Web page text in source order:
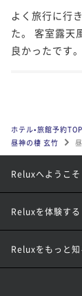
よく旅行に行
た。 客室露天
良かったです。
ホテル•旅館予約TOP
昼神の棲 玄竹
Reluxへようこそ
Reluxを体験する
Reluxをもっと知